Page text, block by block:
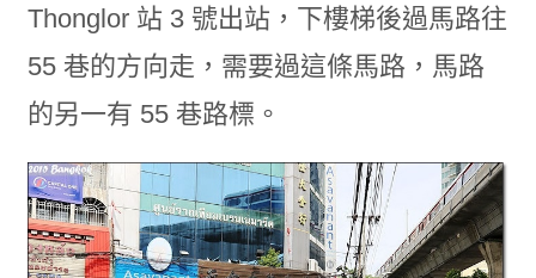
Thonglor 站 3 號出站，下樓梯後過馬路往
55 巷的方向走，需要過這條馬路，馬路
的另一有 55 巷路標。